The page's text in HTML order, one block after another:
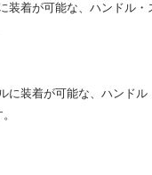
装着が可能な、ハンドル
に装着が可能な、ハンド